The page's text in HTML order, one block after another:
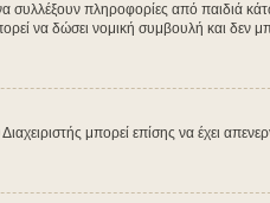
συλλέξουν πληροφορίες από παιδιά
δώσει νομική συμβουλή και δεν
μπορεί επίσης να έχει